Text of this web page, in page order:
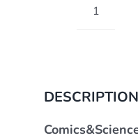
The
DESCRIPTION